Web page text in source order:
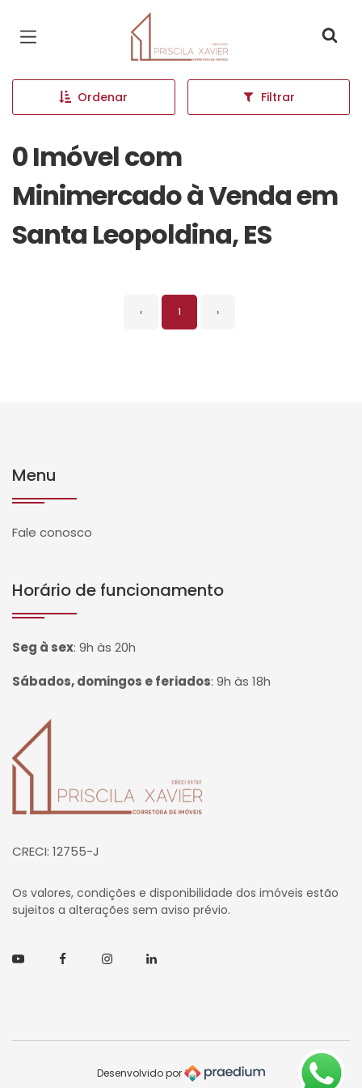
Página inicial
Ordenar Filtrar
0 Imóvel com
Minimercado à Venda em
Santa Leopoldina, ES
‹ 1 ›
Menu
Fale conosco
Horário de funcionamento
Seg à sex: 9h às 20h
Sábados, domingos e feriados: 9h às 18h
Página inicial
CRECI: 12755-J
Os valores, condições e disponibilidade dos imóveis estão
sujeitos a alterações sem aviso prévio.
YoutubeFacebookInstagramLinkedin
Desenvolvido por